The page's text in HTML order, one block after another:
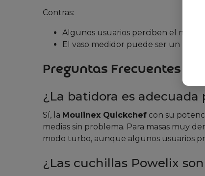
Contras:
Algunos usuarios perciben el
El vaso medidor puede ser un poco
Preguntas Frecuentes
¿La batidora es adecuada
Sí, la Moulinex Quickchef con su
medias sin problema. Para masas muy
modo turbo, aunque algunos usuarios
¿Las cuchillas Powelix